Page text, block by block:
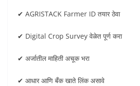
✔ AGRISTACK Farmer ID तयार ठेवा
✔ Digital Crop Survey वेळेत पूर्ण करा
✔ अर्जातील माहिती अचूक भरा
✔ आधार आणि बँक खाते लिंक असावे